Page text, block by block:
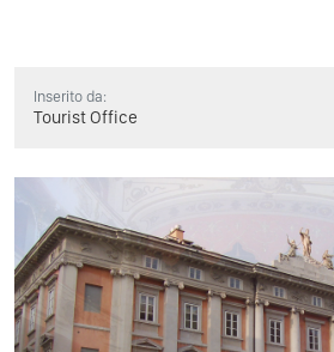
Inserito da:
Tourist Office